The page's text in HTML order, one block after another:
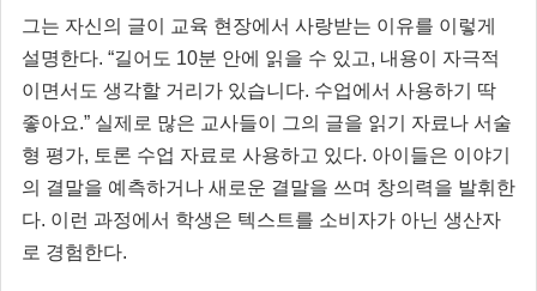
그는 자신의 글이 교육 현장에서 사랑받는 이유를 이렇게
설명한다. “길어도 10분 안에 읽을 수 있고, 내용이 자극적
이면서도 생각할 거리가 있습니다. 수업에서 사용하기 딱
좋아요.” 실제로 많은 교사들이 그의 글을 읽기 자료나 서술
형 평가, 토론 수업 자료로 사용하고 있다. 아이들은 이야기
의 결말을 예측하거나 새로운 결말을 쓰며 창의력을 발휘한
다. 이런 과정에서 학생은 텍스트를 소비자가 아닌 생산자
로 경험한다.